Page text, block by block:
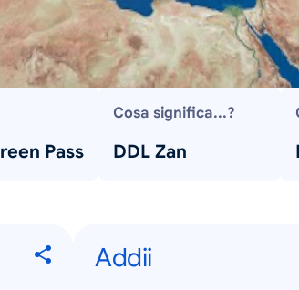
Pass
Cosa significa...?
DDL Zan
Addii